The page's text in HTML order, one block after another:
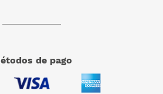
Métodos de pago